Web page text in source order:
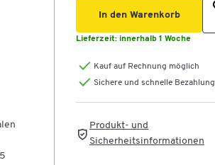
In den Warenkorb
Lieferzeit: innerhalb 1 Woche
Kauf auf Rechnung möglich
Sichere und schnelle Bezahlung
Produkt- und
Sicherheitsinformationen